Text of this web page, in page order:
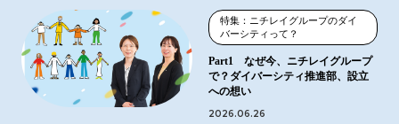
特集：ニチレイグループのダイ
バーシティって？
Part1 なぜ今、ニチレイグループ
で？ダイバーシティ推進部、設立
への想い
2026.06.26